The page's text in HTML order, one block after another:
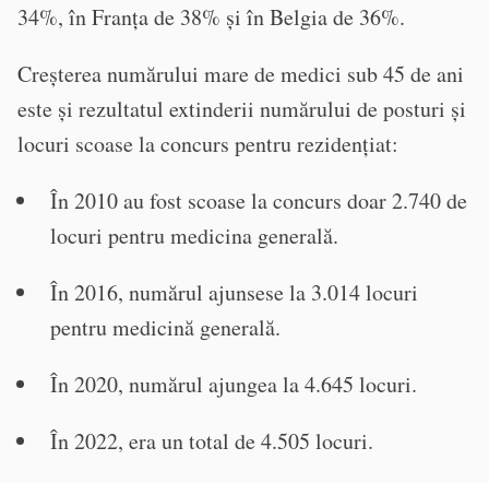
34%, în Franța de 38% și în Belgia de 36%.
Creșterea numărului mare de medici sub 45 de ani
este și rezultatul extinderii numărului de posturi și
locuri scoase la concurs pentru rezidențiat:
În 2010 au fost scoase la concurs doar 2.740 de
locuri pentru medicina generală.
În 2016, numărul ajunsese la 3.014 locuri
pentru medicină generală.
În 2020, numărul ajungea la 4.645 locuri.
În 2022, era un total de 4.505 locuri.